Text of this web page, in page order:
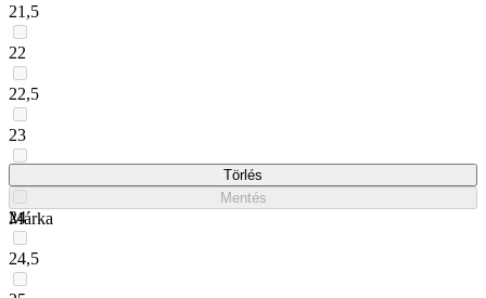
21,5
22
22,5
23
24
24,5
Törlés
Mentés
Márka